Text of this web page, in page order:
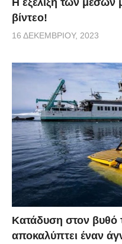
Η εξέλιξη των
βίντεο!
16 ΔΕΚΕΜΒΡΊΟΥ, 2023
Κατάδυση στον βυθό
αποκαλύπτει έναν